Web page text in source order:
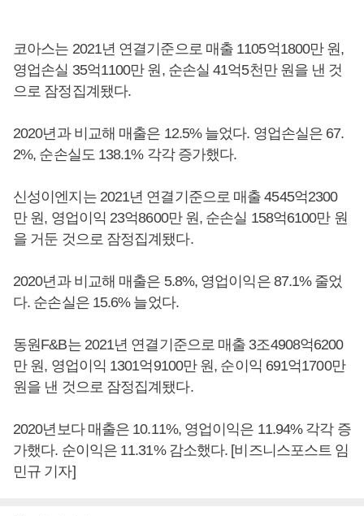
코아스는 2021년 연결기준으로 매출 1105억1800만 원,
영업손실 35억1100만 원, 순손실 41억5천만 원을 낸 것
으로 잠정집계됐다.
2020년과 비교해 매출은 12.5% 늘었다. 영업손실은 67.
2%, 순손실도 138.1% 각각 증가했다.
신성이엔지는 2021년 연결기준으로 매출 4545억2300
만 원, 영업이익 23억8600만 원, 순손실 158억6100만 원
을 거둔 것으로 잠정집계됐다.
2020년과 비교해 매출은 5.8%, 영업이익은 87.1% 줄었
다. 순손실은 15.6% 늘었다.
동원F&B는 2021년 연결기준으로 매출 3조4908억6200
만 원, 영업이익 1301억9100만 원, 순이익 691억1700만
원을 낸 것으로 잠정집계됐다.
2020년보다 매출은 10.11%, 영업이익은 11.94% 각각 증
가했다. 순이익은 11.31% 감소했다. [비즈니스포스트 임
민규 기자]